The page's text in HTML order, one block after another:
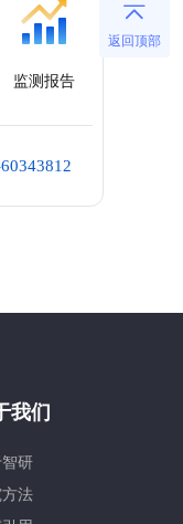
监测报告
返回顶部
我们
研
法